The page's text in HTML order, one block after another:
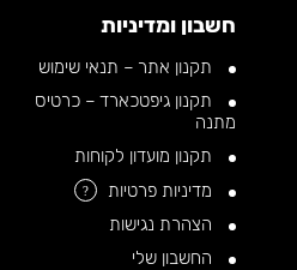
חשבון ומדיניות
תקנון אתר – תנאי שימוש
תקנון גיפטכארד – כרטיס
מתנה
תקנון מועדון לקוחות
מדיניות פרטיות
?
הצהרת נגישות
החשבון שלי